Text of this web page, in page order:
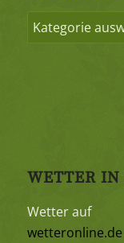
WETTER
Wetter auf
wetteronline.de